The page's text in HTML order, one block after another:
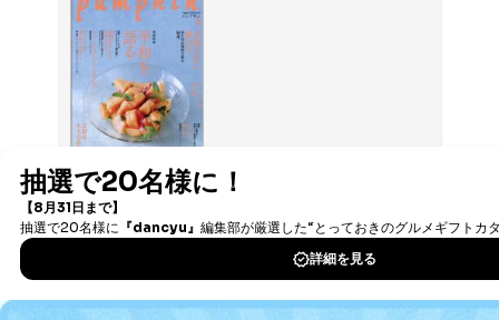
2026/07/17発売の目次
こころとからだの健康マガジン
詳細をみる ＞